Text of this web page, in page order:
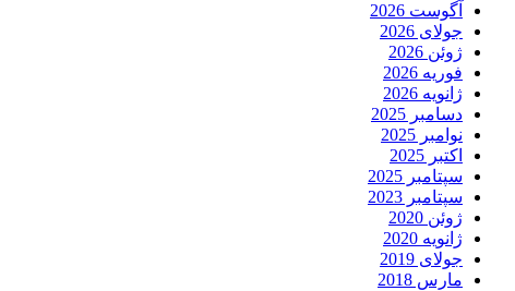
آگوست 2026
جولای 2026
ژوئن 2026
فوریه 2026
ژانویه 2026
دسامبر 2025
نوامبر 2025
اکتبر 2025
سپتامبر 2025
سپتامبر 2023
ژوئن 2020
ژانویه 2020
جولای 2019
مارس 2018